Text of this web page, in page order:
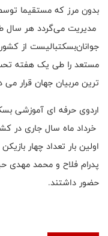
مدیریت می‌گردد هر سال
جوانان‌بسکتبالیست از
مستعد را طی یک هفته
ترین مربیان جهان قرار می
خرداد ماه سال جاری در
اولین بار تعداد چهار
پدرام فلاح و محمد مهدی
حضور داشتند.